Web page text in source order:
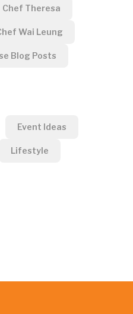
Chef Theresa
Wai Leung
Blog Posts
Event Ideas
Lifestyle